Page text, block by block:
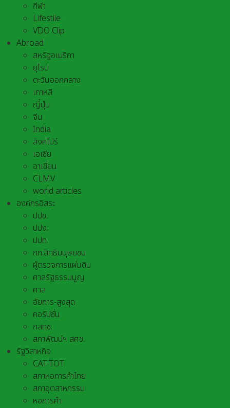
กีฬา
Lifestile
VDO Clip
Abroad
สหรัฐอเมริกา
ยุโรป
ตะวันออกกลาง
เกาหลี
ญี่ปุ่น
จีน
India
สิงคโปร์
เอเชีย
อาเชี่ยน
CLMV
world articles
องค์กรอิสระ
ปปช.
ปปง.
ปปท.
กก.สิทธิมนุษยชน
ผู้ตรวจการแผ่นดิน
ศาลรัฐธรรมนูญ
ศาล
อัยการ-สูงสุด
คอรัปชั่น
กสทช.
สภาพัฒน์ฯ สศช.
รัฐวิสาหกิจ
CAT-TOT
สภาหอการค้าไทย
สภาอุตสาหกรรม
หอการค้า